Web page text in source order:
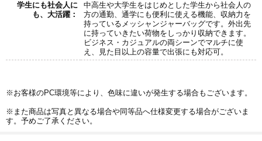
学生にも社会人に
も、大活躍：
中高生や大学生をはじめとした学生から社会人の
方の通勤、通学にも便利に使える機能、収納力を
持っているメッシャンジャーバッグです。外出先
に持っていきたい荷物をしっかり収納できます。
ビジネス・カジュアルの両シーンでマルチに使
え、見た目以上の容量で出張にも対応可。
※お客様のPC環境等により、色味に違いが発生する場合もございます。
※また商品は写真と異なる場合や同等品へ仕様変更する場合がございま
す。予めご了承ください。